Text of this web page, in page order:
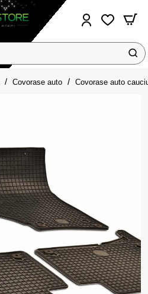
Covorase auto Covorase auto